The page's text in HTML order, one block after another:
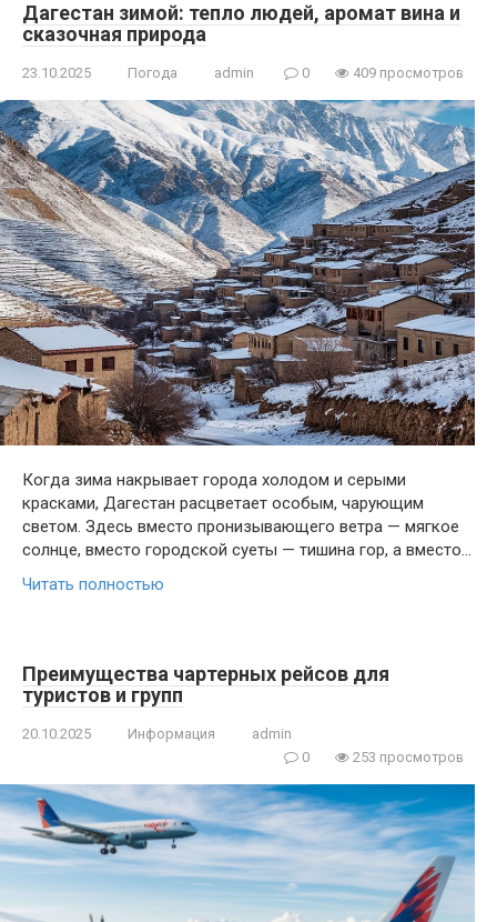
Дагестан зимой: тепло людей, аромат вина и
сказочная природа
23.10.2025 Погода admin 0 409 просмотров
Когда зима накрывает города холодом и серыми
красками, Дагестан расцветает особым, чарующим
светом. Здесь вместо пронизывающего ветра — мягкое
солнце, вместо городской суеты — тишина гор, а вместо…
Читать полностью
Преимущества чартерных рейсов для
туристов и групп
20.10.2025 Информация
admin
0
253 просмотров